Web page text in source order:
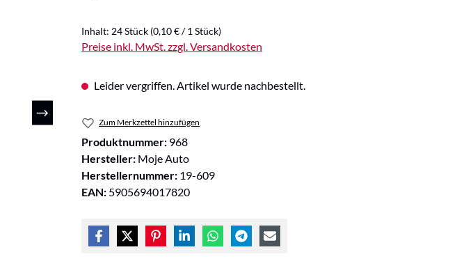
Inhalt: 24 Stück (0,10 € / 1 Stück)
Preise inkl. MwSt. zzgl. Versandkosten
Leider vergriffen. Artikel wurde nachbestellt.
Zum Merkzettel hinzufügen
Produktnummer: 968
Hersteller: Moje Auto
Herstellernummer: 19-609
EAN: 5905694017820